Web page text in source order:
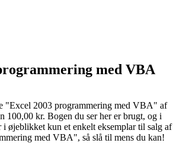
med VBA
"Excel 2003 programmering med VBA" af
100,00 kr. Bogen du ser her er brugt, og i
i øjeblikket kun et enkelt eksemplar til salg af
med VBA", så slå til mens du kan!